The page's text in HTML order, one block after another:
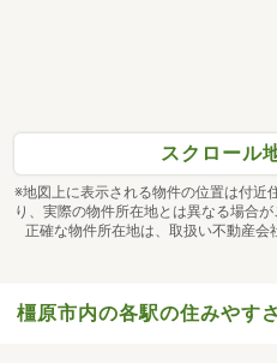
スクロール
※地図上に表示される物件の位置は付近
り、実際の物件所在地とは異なる場合が
正確な物件所在地は、取扱い不動産会
橿原市内の各駅の住みやすさ